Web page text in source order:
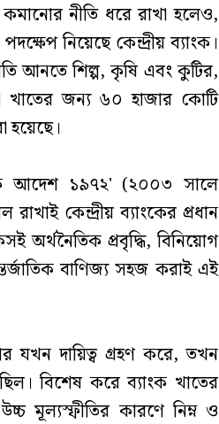
নীতি ধরে রাখা হলেও,
নিয়েছে কেন্দ্রীয় ব্যাংক।
আনতে শিল্প, কৃষি এবং কুটির,
খাতের জন্য ৬০ হাজার কোটি
হয়েছে।
আদেশ ১৯৭২' (২০০৩ সালে
কেন্দ্রীয় ব্যাংকের প্রধান
অর্থনৈতিক প্রবৃদ্ধি, বিনিয়োগ
বাণিজ্য সহজ করাই এই
যখন দায়িত্ব গ্রহণ করে, তখন
বিশেষ করে ব্যাংক খাতের
মূল্যস্ফীতির কারণে নিম্ন ও